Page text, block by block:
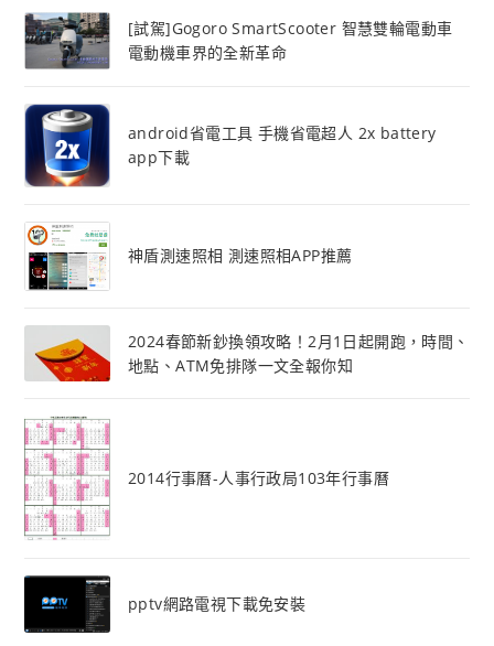
[試駕]Gogoro SmartScooter 智慧雙輪電動車
電動機車界的全新革命
android省電工具 手機省電超人 2x battery
app下載
神盾測速照相 測速照相APP推薦
2024春節新鈔換領攻略！2月1日起開跑，時間、
地點、ATM免排隊一文全報你知
2014行事曆-人事行政局103年行事曆
pptv網路電視下載免安裝